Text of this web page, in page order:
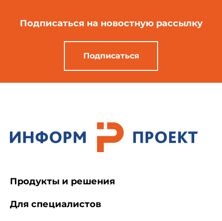
Подписаться на новостную рассылку
Подписаться
Продукты и решения
Для специалистов